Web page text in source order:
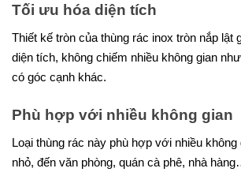
Tối ưu hóa diện tích
Thiết kế tròn của thùng rác inox tròn nắp lật
diện tích, không chiếm nhiều không gian
có góc cạnh khác.
Phù hợp với nhiều không gian
Loại thùng rác này phù hợp với nhiều
nhỏ, đến văn phòng, quán cà phê, nhà